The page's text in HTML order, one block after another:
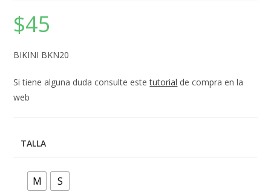
$45
BIKINI BKN20
Si tiene alguna duda consulte estetutorial de compra en la
web
TALLA
M S